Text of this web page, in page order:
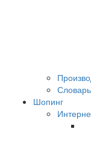
Словарь
Шопинг